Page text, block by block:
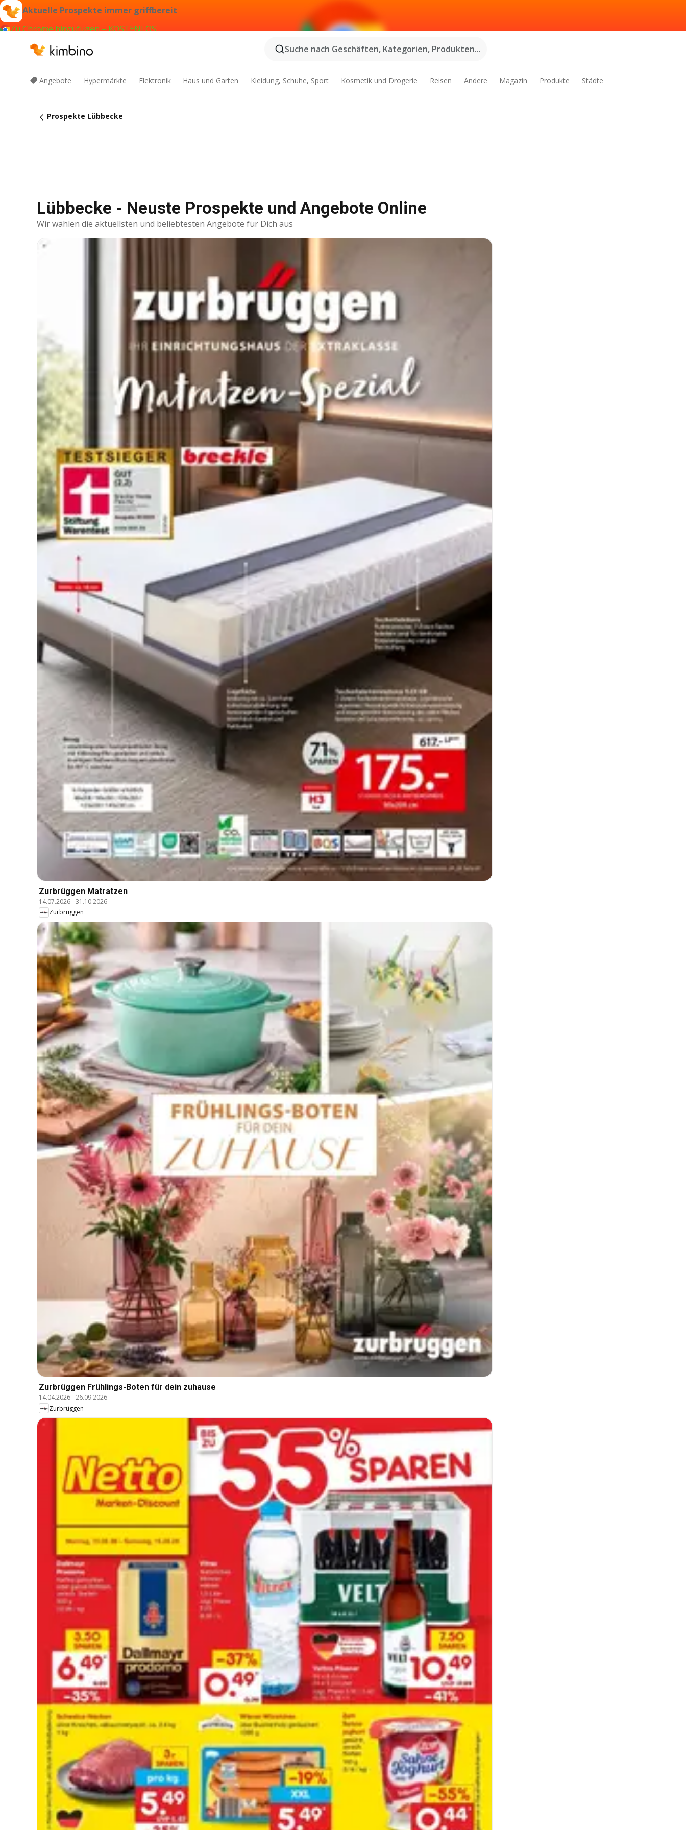
Aktuelle Prospekte immer griffbereit
Zu Chrome hinzufügen – KOSTENLOS
Suche nach Geschäften, Kategorien, Produkten...
Angebote Hypermärkte Elektronik Haus und Garten Kleidung, Schuhe, Sport Kosmetik und Drogerie Reisen Andere Magazin Produkte Städte
Prospekte Lübbecke
Lübbecke - Neuste Prospekte und Angebote Online
Wir wählen die aktuellsten und beliebtesten Angebote für Dich aus
Zurbrüggen Matratzen
14.07.2026-31.10.2026
Zurbrüggen
Zurbrüggen Frühlings-Boten für dein zuhause
14.04.2026-26.09.2026
Zurbrüggen